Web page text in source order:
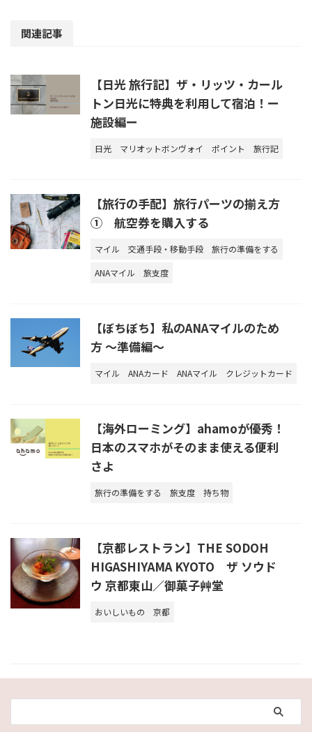
関連記事
【日光 旅行記】ザ・リッツ・カール
トン日光に特典を利用して宿泊！ー
施設編ー
日光 マリオットボンヴォイ ポイント 旅行記
【旅行の手配】旅行パーツの揃え方
① 航空券を購入する
マイル 交通手段・移動手段
旅行の準備をする
ANAマイル
旅支度
【ぼちぼち】私のANAマイルのため
方 ～準備編～
マイル ANAカード ANAマイル クレジットカード
【海外ローミング】ahamoが優秀！
日本のスマホがそのまま使える便利
さよ
旅行の準備をする 旅支度 持ち物
【京都レストラン】THE SODOH
HIGASHIYAMA KYOTO ザ ソウド
ウ 京都東山／御菓子艸堂
おいしいもの 京都